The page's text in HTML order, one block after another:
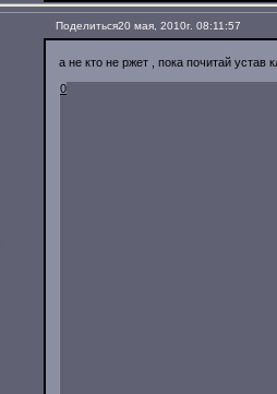
Поделиться20 мая, 2010г. 08:11:57
а не кто не ржет , пока почитай устав
0